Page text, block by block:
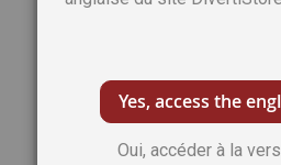
d’images
Yes, access the
Oui, accéder à la